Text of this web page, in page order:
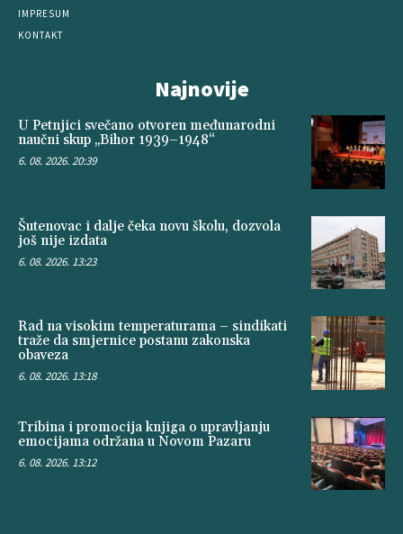
IMPRESUM
KONTAKT
Najnovije
U Petnjici svečano otvoren međunarodni
naučni skup „Bihor 1939–1948“
6. 08. 2026. 20:39
Šutenovac i dalje čeka novu školu, dozvola
još nije izdata
6. 08. 2026. 13:23
Rad na visokim temperaturama – sindikati
traže da smjernice postanu zakonska
obaveza
6. 08. 2026. 13:18
Tribina i promocija knjiga o upravljanju
emocijama održana u Novom Pazaru
6. 08. 2026. 13:12